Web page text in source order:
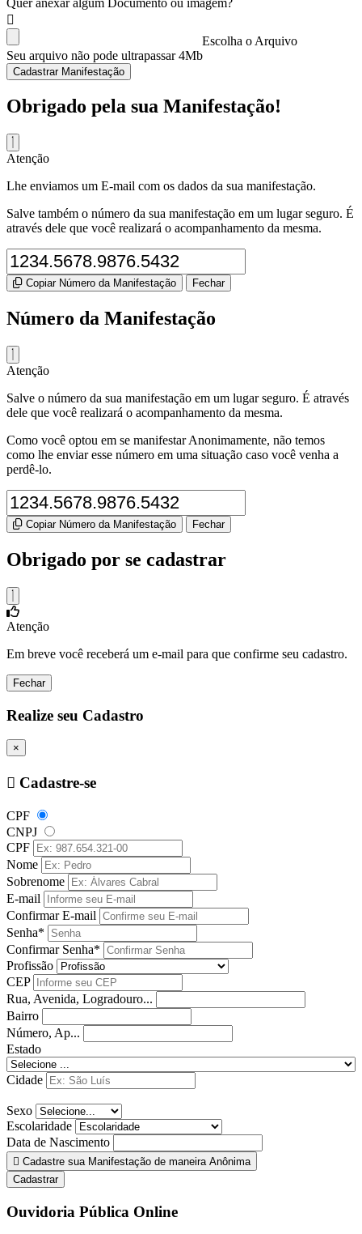
Escolha o Arquivo
Seu arquivo não pode ultrapassar 4Mb
Cadastrar Manifestação
Obrigado pela sua Manifestação!
Atenção
Lhe enviamos um E-mail com os dados da sua manifestação.
Salve também o número da sua manifestação em um lugar seguro. É
através dele que você realizará o acompanhamento da mesma.
Copiar Número da Manifestação Fechar
Número da Manifestação
Atenção
Salve o número da sua manifestação em um lugar seguro. É através
dele que você realizará o acompanhamento da mesma.
Como você optou em se manifestar Anonimamente, não temos
como lhe enviar esse número em uma situação caso você venha a
perdê-lo.
Copiar Número da Manifestação Fechar
Obrigado por se cadastrar
Atenção
Em breve você receberá um e-mail para que confirme seu cadastro.
Fechar
Realize seu Cadastro
×
Cadastre-se
CPF
CNPJ
CPF
Nome
Sobrenome
E-mail
Confirmar E-mail
Senha*
Confirmar Senha*
Profissão
CEP
Rua, Avenida, Logradouro...
Bairro
Número, Ap...
Estado
Cidade
Sexo
Escolaridade
Data de Nascimento
Cadastre sua Manifestação de maneira Anônima
Cadastrar
Ouvidoria Pública Online